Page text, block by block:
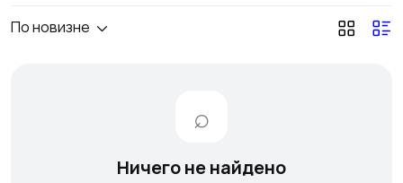
По новизне
Ничего не найдено